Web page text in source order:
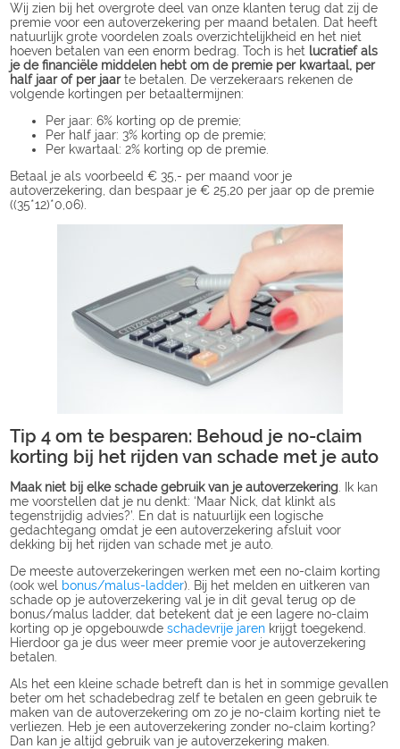
Wij zien bij het overgrote deel van onze klanten terug dat zij de
premie voor een autoverzekering per maand betalen. Dat heeft
natuurlijk grote voordelen zoals overzichtelijkheid en het niet
hoeven betalen van een enorm bedrag. Toch is het lucratief als
je de financiële middelen hebt om de premie per kwartaal, per
half jaar of per jaarte betalen. De verzekeraars rekenen de
volgende kortingen per betaaltermijnen:
Per jaar: 6% korting op de premie;
Per half jaar: 3% korting op de premie;
Per kwartaal: 2% korting op de premie.
Betaal je als voorbeeld € 35,- per maand voor je
autoverzekering, dan bespaar je € 25,20 per jaar op de premie
((35*12)*0,06).
Tip 4 om te besparen: Behoud je no-claim
korting bij het rijden van schade met je auto
Maak niet bij elke schade gebruik van je autoverzekering . Ik kan
me voorstellen dat je nu denkt: ‘Maar Nick, dat klinkt als
tegenstrijdig advies?’. En dat is natuurlijk een logische
gedachtegang omdat je een autoverzekering afsluit voor
dekking bij het rijden van schade met je auto.
De meeste autoverzekeringen werken met een no-claim korting
(ook wel bonus/malus-ladder). Bij het melden en uitkeren van
schade op je autoverzekering val je in dit geval terug op de
bonus/malus ladder, dat betekent dat je een lagere no-claim
korting op je opgebouwdeschadevrije jaren krijgt toegekend.
Hierdoor ga je dus weer meer premie voor je autoverzekering
betalen.
Als het een kleine schade betreft dan is het in sommige gevallen
beter om het schadebedrag zelf te betalen en geen gebruik te
maken van de autoverzekering om zo je no-claim korting niet te
verliezen. Heb je een autoverzekering zonder no-claim korting?
Dan kan je altijd gebruik van je autoverzekering maken.